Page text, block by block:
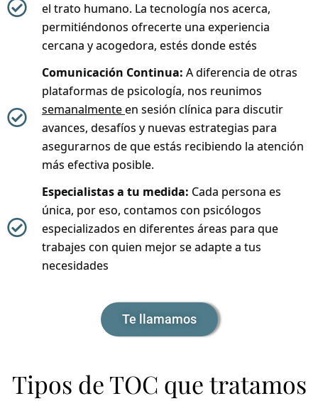
el trato humano. La tecnología nos acerca,
permitiéndonos ofrecerte una experiencia
cercana y acogedora, estés donde estés
Comunicación Continua: A diferencia de otras
plataformas de psicología, nos reunimos
semanalmenteen sesión clínica para discutir
avances, desafíos y nuevas estrategias para
asegurarnos de que estás recibiendo la atención
más efectiva posible.
Especialistas a tu medida: Cada persona es
única, por eso, contamos con psicólogos
especializados en diferentes áreas para que
trabajes con quien mejor se adapte a tus
necesidades
Te llamamos
Tipos de TOC que tratamos